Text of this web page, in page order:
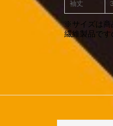
袖丈
※サイズは商
繊維製品で